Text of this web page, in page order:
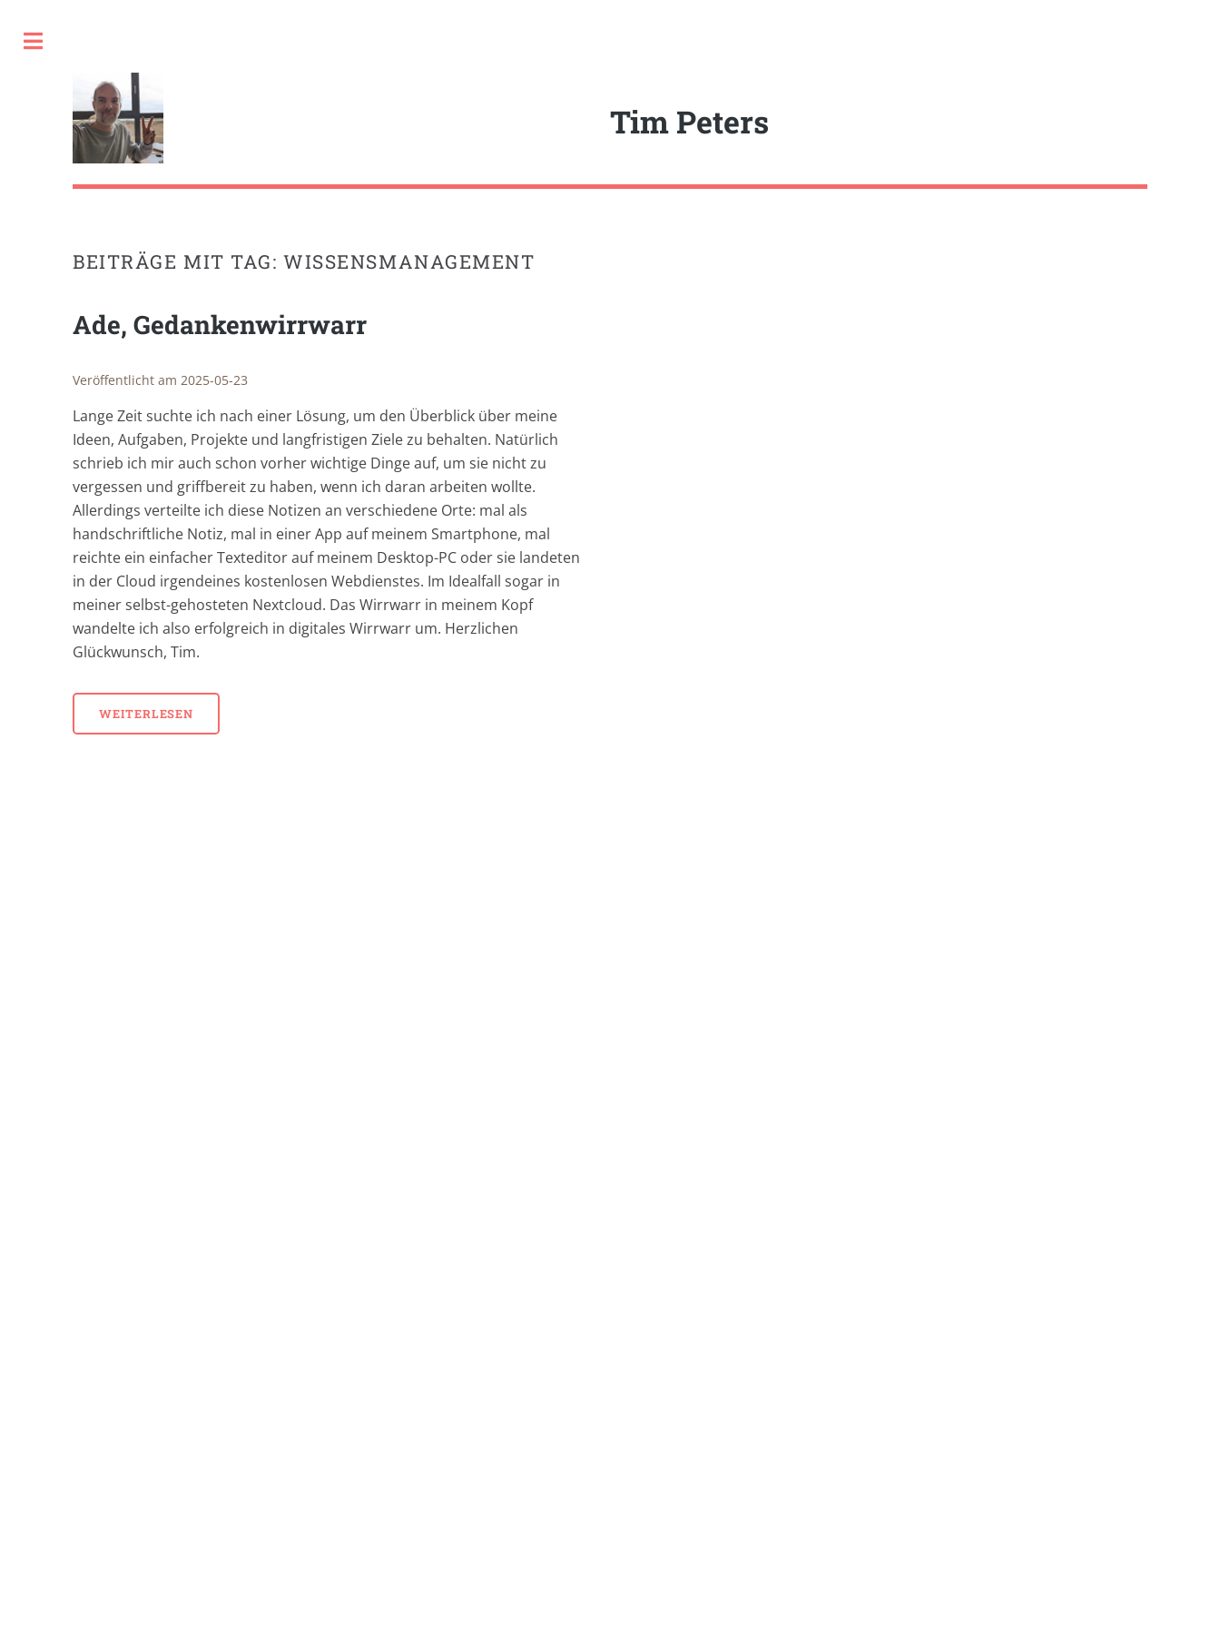
Tim Peters
BEITRÄGE MIT TAG: WISSENSMANAGEMENT
Ade, Gedankenwirrwarr
Veröffentlicht am 2025-05-23
Lange Zeit suchte ich nach einer Lösung, um den Überblick über meine
Ideen, Aufgaben, Projekte und langfristigen Ziele zu behalten. Natürlich
schrieb ich mir auch schon vorher wichtige Dinge auf, um sie nicht zu
vergessen und griffbereit zu haben, wenn ich daran arbeiten wollte.
Allerdings verteilte ich diese Notizen an verschiedene Orte: mal als
handschriftliche Notiz, mal in einer App auf meinem Smartphone, mal
reichte ein einfacher Texteditor auf meinem Desktop-PC oder sie landeten
in der Cloud irgendeines kostenlosen Webdienstes. Im Idealfall sogar in
meiner selbst-gehosteten Nextcloud. Das Wirrwarr in meinem Kopf
wandelte ich also erfolgreich in digitales Wirrwarr um. Herzlichen
Glückwunsch, Tim.
WEITERLESEN